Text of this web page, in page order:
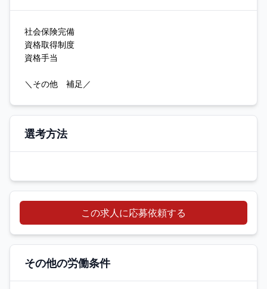
社会保険完備
資格取得制度
資格手当
＼その他 補足／
選考方法
この求人に応募依頼する
その他の労働条件